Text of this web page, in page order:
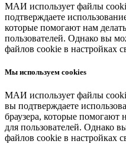
МАИ использует файлы
подтверждаете
которые помогают нам
пользователей. Однако вы
файлов cookie в настройках
Мы используем cookies
МАИ использует файлы
вы подтверждаете
браузера, которые помогают
для пользователей. Однако
файлов cookie в настройках